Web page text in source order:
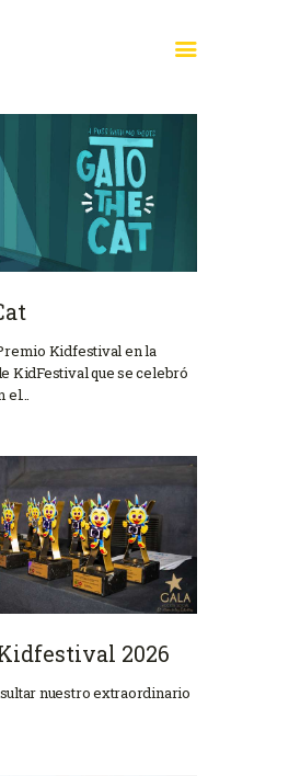
2026
Kidfestival en la
KidFestival que se celebró
el…
2026
nuestro extraordinario